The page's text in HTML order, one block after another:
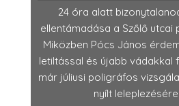
24 óra alatt
ellentámadása a Szőlő utcai
Miközben Pócs János
letiltással és újabb vádakkal
már júliusi poligráfos
nyílt